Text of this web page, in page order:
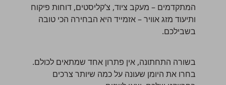
המתקדמים – מעקב ציוד, צ’קליסטים, דוחות פיקוח
ותיעוד מזג אוויר – אזמייד היא הבחירה הכי טובה
בשבילכם.
בשורה התחתונה, אין פתרון אחד שמתאים לכולם.
בחרו את היומן שעונה על כמה שיותר צרכים